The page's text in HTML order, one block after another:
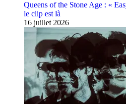
Queens of the Stone Age : «
le clip est là
16 juillet 2026